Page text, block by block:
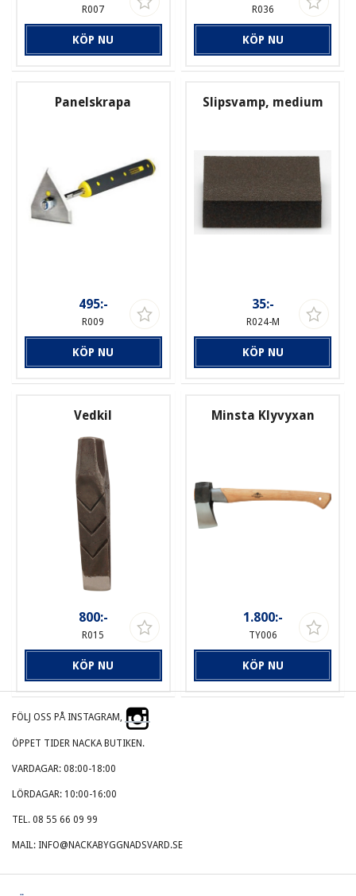
R007
KÖP NU
R036
KÖP NU
Panelskrapa
495:-
R009
KÖP NU
Slipsvamp, medium
35:-
R024-M
KÖP NU
Vedkil
800:-
R015
KÖP NU
Minsta Klyvyxan
1.800:-
TY006
KÖP NU
FÖLJ OSS PÅ INSTAGRAM,
ÖPPET TIDER NACKA BUTIKEN.
VARDAGAR: 08:00-18:00
LÖRDAGAR: 10:00-16:00
TEL. 08 55 66 09 99
MAIL: INFO@NACKABYGGNADSVARD.SE